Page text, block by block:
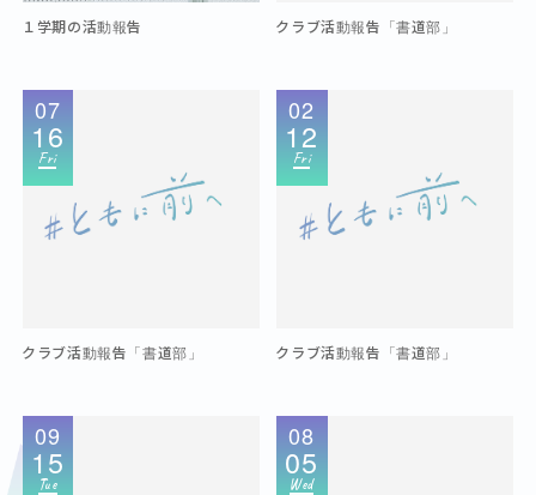
１学期の活動報告 クラブ活動報告「書道部」
07
16
Fri
クラブ活動報告「書道部」
02
12
Fri
クラブ活動報告「書道部」
09
15
Tue
08
05
Wed